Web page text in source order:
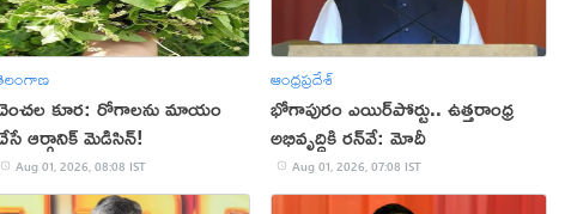
కూర: రోగాలను మాయం
ఆర్గానిక్ మెడిసిన్!
Aug 01, 2026, 08:08 IST
ఆంధ్రప్రదేశ్
భోగాపురం ఎయిర్‌పోర్టు.. ఉత్తరాంధ్ర
అభివృద్ధికి రన్‌వే: మోదీ
Aug 01, 2026, 07:08 IST